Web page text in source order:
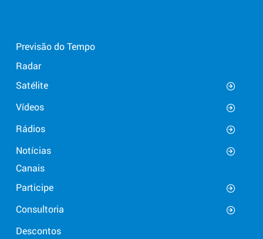
Previsão do Tempo
Radar
Satélite
Vídeos
Rádios
Notícias
Canais
Participe
Consultoria
Descontos